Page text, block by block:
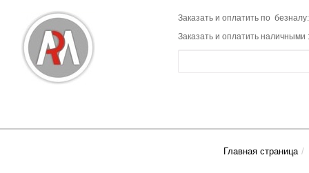
Заказать и оплатить по
Заказать и оплатить наличными
Главная страница